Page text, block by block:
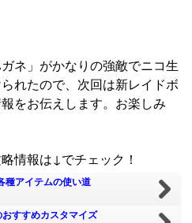
ネ」がかなりの強敵でニコ生
れたので、次回は新レイドボ
をお伝えします。お楽しみ
情報は↓でチェック！
種アイテムの使い道
すすめカスタマイズ